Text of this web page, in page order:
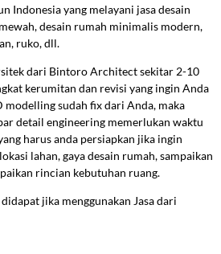
Indonesia yang melayani jasa desain
desain rumah minimalis modern,
ruko, dll.
dari Bintoro Architect sekitar 2-10
kerumitan dan revisi yang ingin Anda
modelling sudah fix dari Anda, maka
detail engineering memerlukan waktu
harus anda persiapkan jika ingin
lahan, gaya desain rumah, sampaikan
rincian kebutuhan ruang.
jika menggunakan Jasa dari